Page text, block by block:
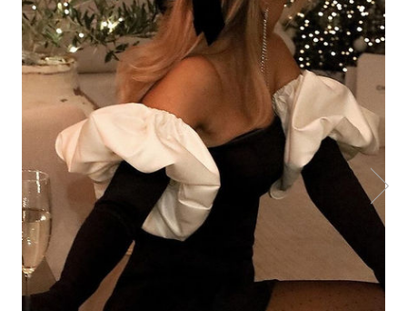
Jachete
Paltoane
Costume Baie
Lichidare de stoc